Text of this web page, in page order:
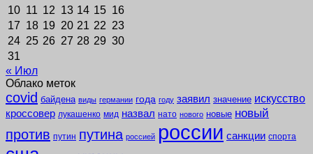
10 11 12 13 14 15 16
17 18 19 20 21 22 23
24 25 26 27 28 29 30
31
« Июл
Облако меток
covid байдена виды германии года году заявил значение искусство
кроссовер лукашенко мид назвал нато нового новые новый
против путин путина россией россии санкции спорта